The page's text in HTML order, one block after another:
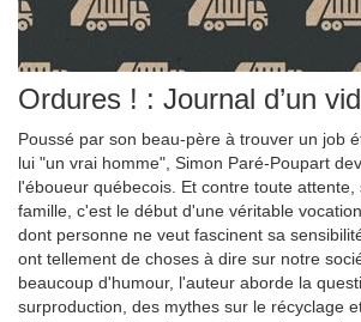
Ordures ! : Journal d’un
Poussé par son beau-père à trouver un job
lui "un vrai homme", Simon Paré-Poupart
l'éboueur québecois. Et contre toute attente,
famille, c'est le début d'une véritable
dont personne ne veut fascinent sa
ont tellement de choses à dire sur notre
beaucoup d'humour, l'auteur aborde la
surproduction, des mythes sur le récyclage